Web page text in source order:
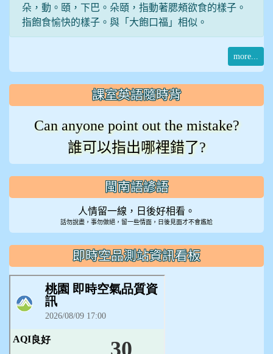
朵，動。頤，下巴。朵頤，指動著腮頰欲食的樣子。
指飽食愉快的樣子。與「大飽口福」相似。
more...
課室英語隨時背
Can anyone point out the mistake?
誰可以指出哪裡錯了?
閩南語諺語
人情留一線，日後好相看。
話勿說盡，事勿做絕，留一些情面，日後見面才不會尷尬
即時空品測站資訊看板